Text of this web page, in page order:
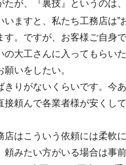
たが、『裏技』というのは、
いますと、私たち工務店は
す。ですが、お客様ご自身
の大工さんに入ってもらい
いをしたい。
きりがないくらいです。今
接頼んで各業者様が安くし
店はこういう依頼には柔軟
頼みたい方がいる場合は事